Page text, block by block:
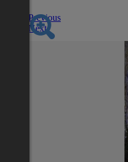
Previous
Next